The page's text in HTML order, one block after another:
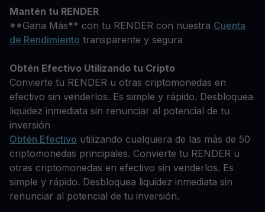
Mantén tu RENDER
**Gana Más** con tu RENDER con nuestra Cuenta
de Rendimiento transparente y segura
Obtén Efectivo Utilizando tu Cripto
Convierte tu RENDER u otras criptomonedas en
efectivo sin venderlos. Es simple y rápido. Desbloquea
liquidez inmediata sin renunciar al potencial de tu
inversión
Obtén Efectivo utilizando cualquiera de las más de 50
criptomonedas principales. Convierte tu RENDER u
otras criptomonedas en efectivo sin venderlos. Es
simple y rápido. Desbloquea liquidez inmediata sin
renunciar al potencial de tu inversión.